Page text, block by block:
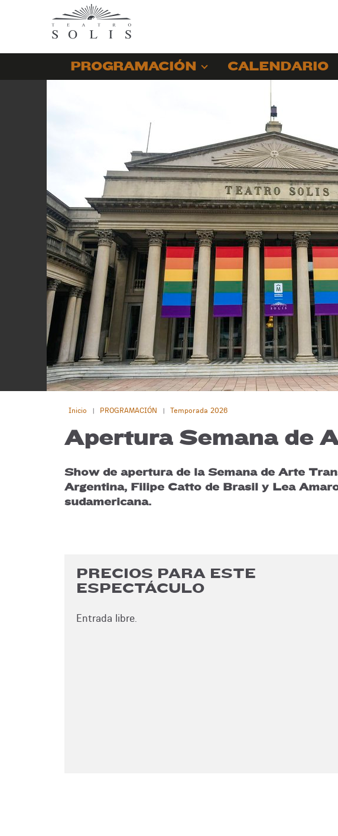
PROGRAMACIÓN CALENDARIO
Inicio PROGRAMACIÓN Temporada 2026
Apertura Semana de
Show de apertura de la Semana de Arte
Argentina, Filipe Catto de Brasil y Lea
sudamericana.
PRECIOS PARA ESTE
ESPECTÁCULO
Entrada libre.